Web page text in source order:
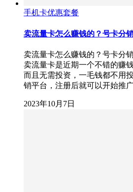
手机卡优惠套餐
卖流量卡怎么赚钱的？号卡分
卖流量卡怎么赚钱的？号卡分
卖流量卡是近期一个不错的赚
而且无需投资，一毛钱都不用
销平台，注册后就可以开始推
2023年10月7日